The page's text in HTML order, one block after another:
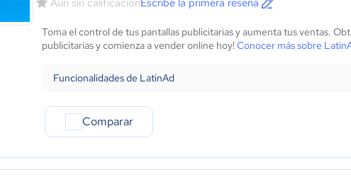
Marketing y Comunicación
Automotriz
Comercio Electrónico
Tecnología
Recursos Humanos
Turismo
Aún sin calificaciónEscribe la primera reseña
Toma el control de tus pantallas publicitarias y aumenta tus ventas.
publicitarias y comienza a vender online hoy!Conocer más sobre
Funcionalidades de LatinAd
Comparar